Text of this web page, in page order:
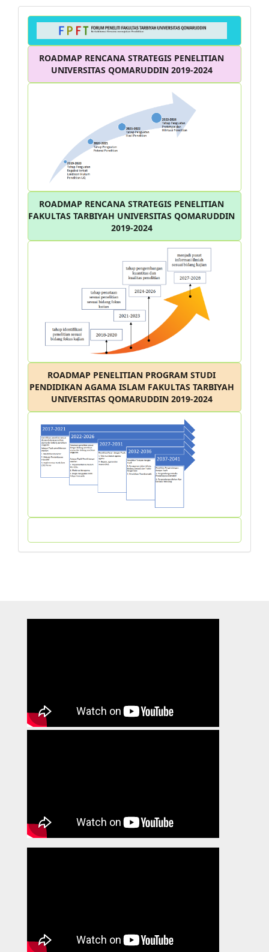
Forum
ROADMAP RENCANA STRATEGIS PENELITIAN
UNIVERSITAS QOMARUDDIN 2019-2024
ROADMAP RENCANA STRATEGIS PENELITIAN
FAKULTAS TARBIYAH UNIVERSITAS QOMARUDDIN
2019-2024
ROADMAP PENELITIAN PROGRAM STUDI
PENDIDIKAN AGAMA ISLAM FAKULTAS TARBIYAH
UNIVERSITAS QOMARUDDIN 2019-2024